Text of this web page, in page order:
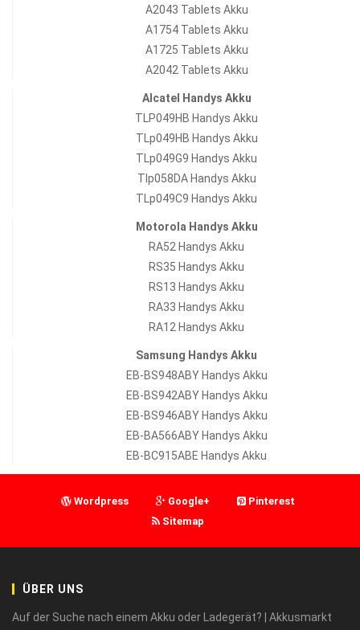
A2043 Tablets Akku
A1754 Tablets Akku
A1725 Tablets Akku
A2042 Tablets Akku
Alcatel Handys Akku
TLP049HB Handys Akku
TLp049HB Handys Akku
TLp049G9 Handys Akku
Tlp058DA Handys Akku
TLp049C9 Handys Akku
Motorola Handys Akku
RA52 Handys Akku
RS35 Handys Akku
RS13 Handys Akku
RA33 Handys Akku
RA12 Handys Akku
Samsung Handys Akku
EB-BS948ABY Handys Akku
EB-BS942ABY Handys Akku
EB-BS946ABY Handys Akku
EB-BA566ABY Handys Akku
EB-BC915ABE Handys Akku
Wordpress Google+
Pinterest
Sitemap
ÜBER UNS
Auf der Suche nach einem Akku oder Ladegerät? | Akkusmarkt